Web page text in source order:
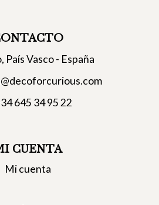
País Vasco - España
645 34 95 22
CUENTA
Mi cuenta